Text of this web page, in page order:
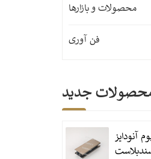
محصولات و بازارها
فن آوری
جدید
آنودایز